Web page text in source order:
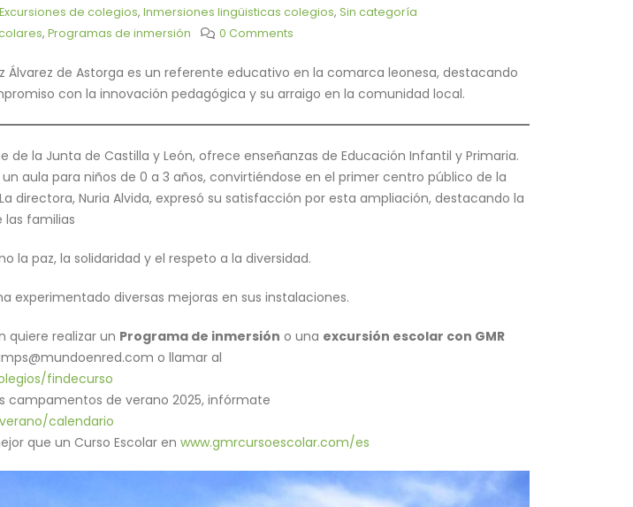
Excursiones de colegios,Inmersiones lingüisticas colegios,Sin categoría
, Programas de inmersión 0 Comments
Álvarez de Astorga es un referente educativo en la comarca leonesa, destacando
con la innovación pedagógica y su arraigo en la comunidad local.
de la Junta de Castilla y León, ofrece enseñanzas de Educación Infantil y Primaria.
aula para niños de 0 a 3 años, convirtiéndose en el primer centro público de la
directora, Nuria Alvida, expresó su satisfacción por esta ampliación, destacando la
familias
la paz, la solidaridad y el respeto a la diversidad.
experimentado diversas mejoras en sus instalaciones.
quiere realizar un Programa de inmersión o una excursión escolar con GMR
o llamar al
findecurso
campamentos de verano 2025, infórmate
calendario
que un Curso Escolar en www.gmrcursoescolar.com/es
CEIP Manuel Marín regresa a
GMR Camps
15 de junio de 2026
Jesús llega a GMR Camps
IES Valle del Cidacos vuelve a
GMR Camps
9 de junio de 2026